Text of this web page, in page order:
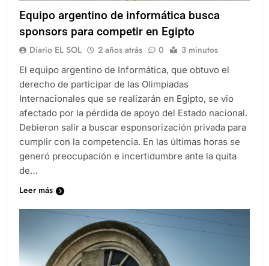
Equipo argentino de informática busca
sponsors para competir en Egipto
Diario EL SOL 2 años atrás 0 3 minutos
El equipo argentino de Informática, que obtuvo el
derecho de participar de las Olimpiadas
Internacionales que se realizarán en Egipto, se vio
afectado por la pérdida de apoyo del Estado nacional.
Debieron salir a buscar esponsorización privada para
cumplir con la competencia. En las últimas horas se
generó preocupación e incertidumbre ante la quita
de…
Leer más